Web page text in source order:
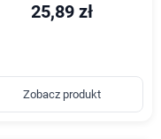
25,89 zł
Zobacz produkt